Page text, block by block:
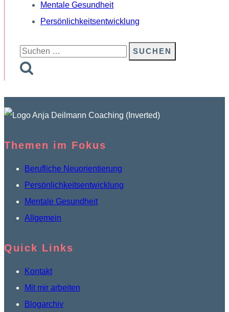
Mentale Gesundheit
Persönlichkeitsentwicklung
Suchen
nach:
Themen im Fokus
Berufliche Neuorientierung
Persönlichkeitsentwicklung
Mentale Gesundheit
Allgemein
Quick Links
Kontakt
Mit mir arbeiten
Blogarchiv